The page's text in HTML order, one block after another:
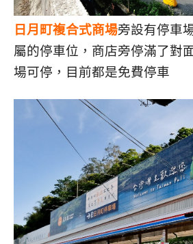
日月町複合式商場旁設有停車
屬的停車位，商店旁停滿了對
場可停，目前都是免費停車